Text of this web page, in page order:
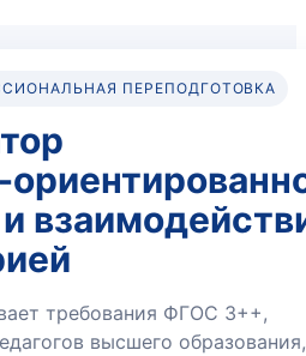
ПЕРЕПОДГОТОВКА
требования ФГОС 3++,
высшего образования,